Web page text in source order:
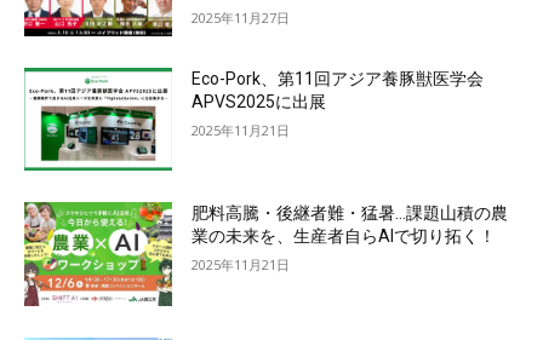
2025年11月27日
Eco-Pork、第11回アジア養豚獣医学会
APVS2025に出展
2025年11月21日
肥料高騰・後継者難・猛暑…課題山積の農
業の未来を、生産者自らAIで切り拓く！
2025年11月21日